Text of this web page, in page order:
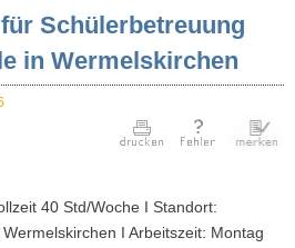
Schülerbetreuung
in Wermelskirchen
40 Std/Woche I Standort:
I Arbeitszeit: Montag